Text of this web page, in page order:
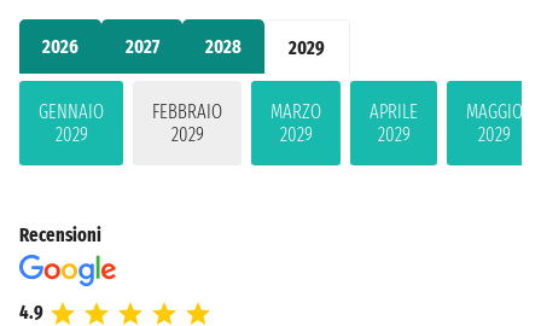
2026 2027 2028 2029
GENNAIO
2029
FEBBRAIO
2029
MARZO
2029
APRILE
2029
MAGGIO
2029
Recensioni
4.9